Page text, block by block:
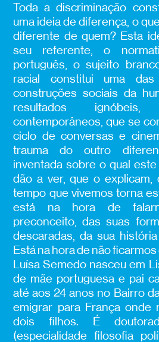
Toda a discriminação
uma ideia de diferença, o
diferente de quem? Esta
seu referente, o
português, o sujeito
racial constitui uma das
construções sociais da
resultados
contemporâneos, que se
ciclo de conversas e
trauma do outro
inventada sobre o qual
dão a ver, que o explicam,
tempo que vivemos torna
está na hora de
preconceito, das suas
descaradas, da sua
Está na hora de não
Luísa Semedo nasceu em
de mãe portuguesa e pai
até aos 24 anos no Bairro
emigrar para França onde
dois filhos. É
(especialidade filosofia